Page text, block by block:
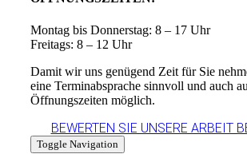
Montag bis Donnerstag: 8 – 17 Uhr
Freitags: 8 – 12 Uhr
Damit wir uns genügend Zeit für Sie
eine Terminabsprache sinnvoll und auch
Öffnungszeiten möglich.
BEWERTEN SIE UNSERE ARBEIT
Toggle Navigation